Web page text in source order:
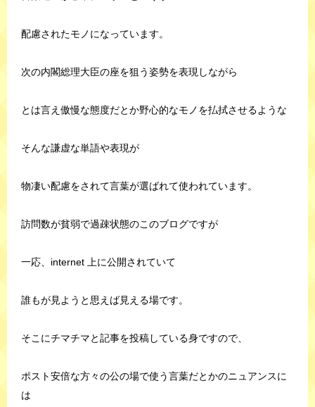
配慮されたモノになっています。
次の内閣総理大臣の座を狙う姿勢を表現しながら
とは言え傲慢な態度だとか野心的なモノを払拭させるような
そんな謙虚な単語や表現が
物凄い配慮をされて言葉が選ばれて使われています。
訪問数が貧弱で過疎状態のこのブログですが
一応、internet 上に公開されていて
誰もが見ようと思えば見える場です。
そこにチマチマと記事を投稿している身ですので、
ポスト安倍な方々の公の場で使う言葉だとかのニュアンスに
は